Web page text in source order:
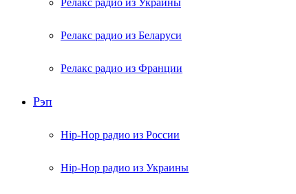
Релакс радио из Украины
Релакс радио из Беларуси
Релакс радио из Франции
Рэп
Hip-Hop радио из России
Hip-Hop радио из Украины